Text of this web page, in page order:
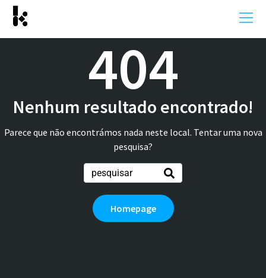
404
Nenhum resultado encontrado!
Parece que não encontrámos nada neste local. Tentar uma nova
pesquisa?
Homepage